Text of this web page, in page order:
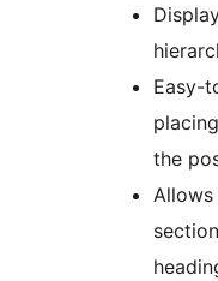
Easy-
the